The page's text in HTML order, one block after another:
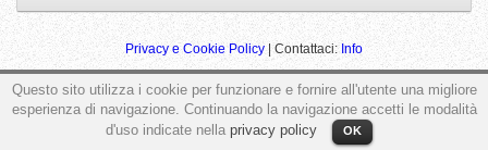
Privacy e Cookie Policy | Contattaci: Info
Questo sito utilizza i cookie per funzionare e fornire all'utente una migliore
esperienza di navigazione. Continuando la navigazione accetti le modalità
d'uso indicate nella privacy policy OK
ga('send', 'pageview');